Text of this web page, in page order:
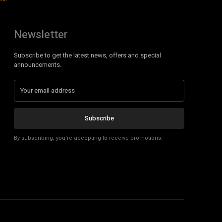
Newsletter
Subscribe to get the latest news, offers and special
announcements.
Subscribe
By subscribing, you're accepting to receive promotions.